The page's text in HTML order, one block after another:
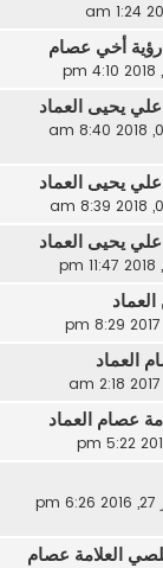
رؤية أخي عصام
يحيى العماد
يحيى العماد
يحيى العماد
العماد
عصام العماد
العلامة عصام